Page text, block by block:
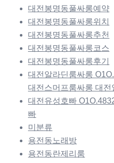
대전봉명동풀싸롱예약
대전봉명동풀싸롱위치
대전봉명동풀싸롱추천
대전봉명동풀싸롱코스
대전봉명동풀싸롱후기
대전알라딘룸싸롱
대전스머프룸싸롱 대전
대전유성호빠
빠
미분류
용전동노래방
용전동란제리룸